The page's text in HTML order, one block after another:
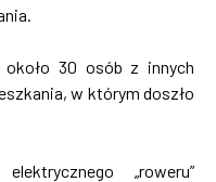
około 30 osób z innych
w którym doszło
„roweru”